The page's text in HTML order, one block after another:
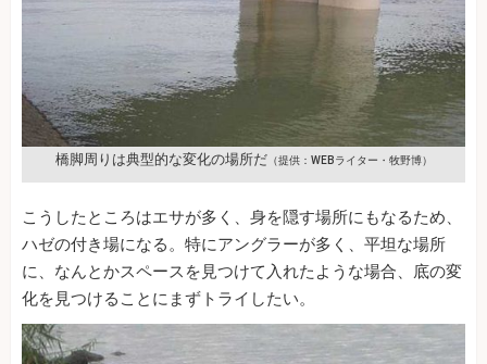
橋脚周りは典型的な変化の場所だ（提供：WEBライター・牧野博）
こうしたところはエサが多く、身を隠す場所にもなるため、
ハゼの付き場になる。特にアングラーが多く、平坦な場所
に、なんとかスペースを見つけて入れたような場合、底の変
化を見つけることにまずトライしたい。